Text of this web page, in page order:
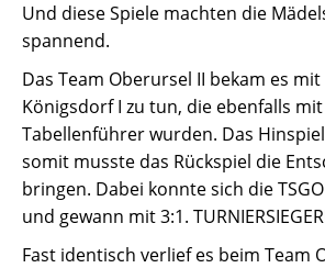
Und diese Spiele machten die
spannend.
Das Team Oberursel II bekam es mit
Königsdorf I zu tun, die ebenfalls
Tabellenführer wurden. Das
somit musste das Rückspiel die
bringen. Dabei konnte sich die
und gewann mit 3:1.
Fast identisch verlief es beim Team